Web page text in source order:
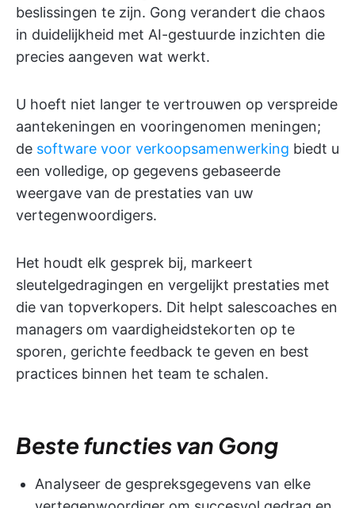
beslissingen te zijn. Gong verandert die chaos
in duidelijkheid met AI-gestuurde inzichten die
precies aangeven wat werkt.
U hoeft niet langer te vertrouwen op verspreide
aantekeningen en vooringenomen meningen;
de software voor verkoopsamenwerking biedt u
een volledige, op gegevens gebaseerde
weergave van de prestaties van uw
vertegenwoordigers.
Het houdt elk gesprek bij, markeert
sleutelgedragingen en vergelijkt prestaties met
die van topverkopers. Dit helpt salescoaches en
managers om vaardigheidstekorten op te
sporen, gerichte feedback te geven en best
practices binnen het team te schalen.
Beste functies van Gong
Analyseer de gespreksgegevens van elke